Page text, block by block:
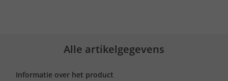
Alle artikelgegevens
Informatie over het product